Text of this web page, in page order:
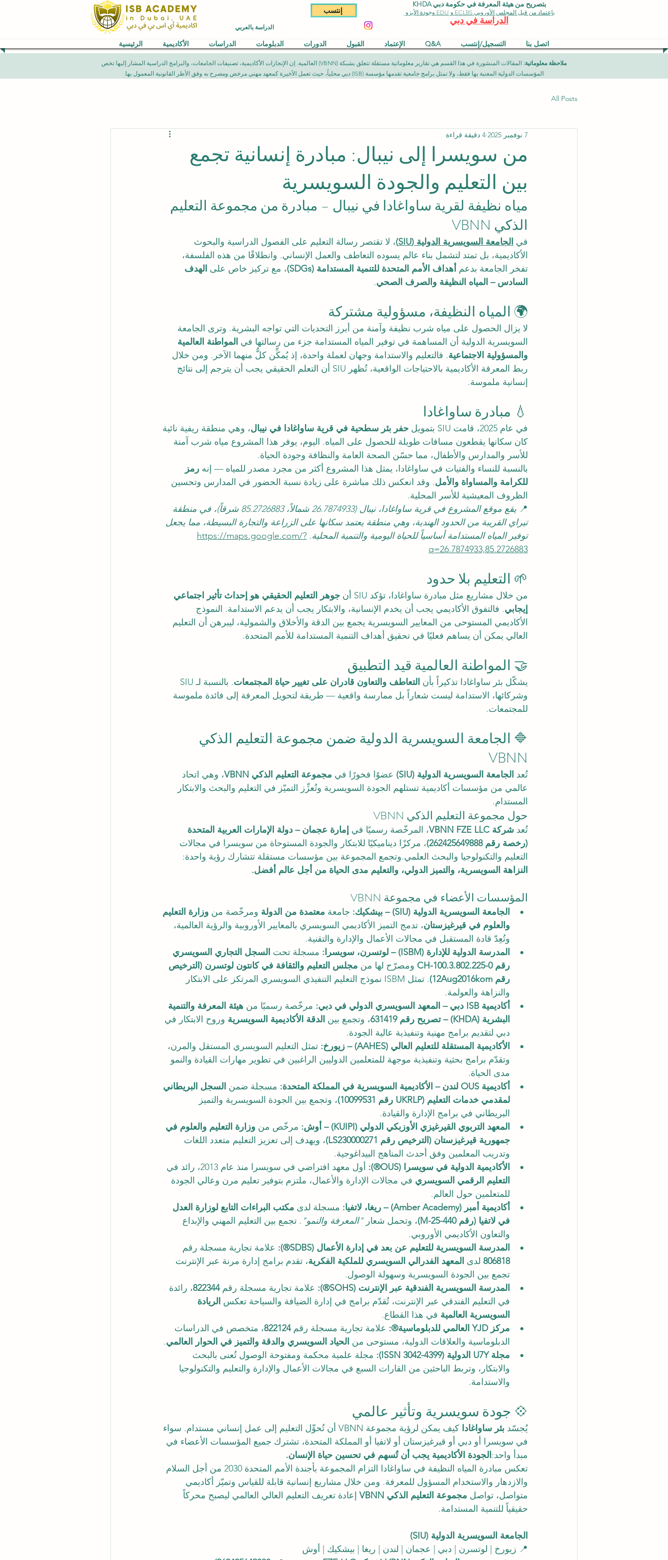
إنتسب
الدراسة بالعربي
بتصريح من هيئة المعرفة في حكومة دبي KHDA
بإعتماد من قبل المجلس الأوروبي ECLBS و EDU وجودة الأيزو
الدراسة في دبي
الرئيسية الأكاديمية الدراسات الدبلومات الدورات القبول الإعتماد Q&A التسجيل/إنتسب اتصل بنا
ملاحظة معلوماتية:
المقالات المنشورة في هذا القسم هي تقارير معلوماتية مستقلة تتعلق بشبكة (VBNN) العالمية. إن الإنجازات الأكاديمية، تصنيفات الجامعات، والبرامج الدراسية المشار إليها تخص
المؤسسات الدولية المعنية بها فقط، ولا تمثل برامج جامعية تقدمها مؤسسة (ISB) دبي محلياً، حيث تعمل الأخيرة كمعهد مهني مرخص ومصرح به وفق الأطر القانونية المعمول بها.
All Posts
من سويسرا إلى نيبال: مبادرة إنسانية تجمع
بين التعليم والجودة السويسرية
7 نوفمبر 2025 4 دقيقة قراءة
مياه نظيفة لقرية ساواغادا في نيبال – مبادرة من مجموعة التعليم
الذكي VBNN
في الجامعة السويسرية الدولية (SIU)
، لا تقتصر رسالة التعليم على الفصول الدراسية والبحوث
الأكاديمية، بل تمتد لتشمل بناء عالم يسوده التعاطف والعمل الإنساني. وانطلاقًا من هذه الفلسفة،
تفخر الجامعة بدعم أهداف الأمم المتحدة للتنمية المستدامة (SDGs) ، مع تركيز خاص على الهدف
السادس – المياه النظيفة والصرف الصحي.
🌍 المياه النظيفة، مسؤولية مشتركة
لا يزال الحصول على مياه شرب نظيفة وآمنة من أبرز التحديات التي تواجه البشرية. وترى الجامعة
السويسرية الدولية أن المساهمة في توفير المياه المستدامة جزء من رسالتها في المواطنة العالمية
والمسؤولية الاجتماعية. فالتعليم والاستدامة وجهان لعملة واحدة، إذ يُمكِّن كلٌّ منهما الآخر. ومن خلال
ربط المعرفة الأكاديمية بالاحتياجات الواقعية، تُظهر SIU أن التعلم الحقيقي يجب أن يترجم إلى نتائج
إنسانية ملموسة.
💧 مبادرة ساواغادا
في عام 2025، قامت SIU بتمويل حفر بئر سطحية في قرية ساواغادا في نيبال، وهي منطقة ريفية نائية
كان سكانها يقطعون مسافات طويلة للحصول على المياه. اليوم، يوفر هذا المشروع مياه شرب آمنة
للأسر والمدارس والأطفال، مما حسّن الصحة العامة والنظافة وجودة الحياة.
بالنسبة للنساء والفتيات في ساواغادا، يمثل هذا المشروع أكثر من مجرد مصدر للمياه — إنه رمز
للكرامة والمساواة والأمل. وقد انعكس ذلك مباشرة على زيادة نسبة الحضور في المدارس وتحسين
الظروف المعيشية للأسر المحلية.
📍
يقع موقع المشروع في قرية ساواغادا، نيبال (26.7874933 شمالاً، 85.2726883 شرقاً)، في منطقة
تيراي القريبة من الحدود الهندية، وهي منطقة يعتمد سكانها على الزراعة والتجارة البسيطة، مما يجعل
توفير المياه المستدامة أساسياً للحياة اليومية والتنمية المحلية. https://maps.google.com/?
q=26.7874933,85.2726883
🌱 التعليم بلا حدود
من خلال مشاريع مثل مبادرة ساواغادا، تؤكد SIU أن
جوهر التعليم الحقيقي هو إحداث تأثير اجتماعي
إيجابي. فالتفوق الأكاديمي يجب أن يخدم الإنسانية، والابتكار يجب أن يدعم الاستدامة. النموذج
الأكاديمي المستوحى من المعايير السويسرية يجمع بين الدقة والأخلاق والشمولية، ليبرهن أن التعليم
العالي يمكن أن يساهم فعليًا في تحقيق أهداف التنمية المستدامة للأمم المتحدة.
🤝 المواطنة العالمية قيد التطبيق
يشكّل بئر ساواغادا تذكيراً بأن التعاطف والتعاون قادران على تغيير حياة المجتمعات
وشركائها، الاستدامة ليست شعاراً بل ممارسة واقعية — طريقة لتحويل المعرفة إلى فائدة ملموسة
للمجتمعات.
🔷 الجامعة السويسرية الدولية ضمن مجموعة التعليم الذكي
VBNN
تُعد الجامعة السويسرية الدولية (SIU) عضوًا فخورًا في مجموعة التعليم الذكي VBNN
، وهي اتحاد
عالمي من مؤسسات أكاديمية تستلهم الجودة السويسرية وتُعزِّز التميّز في التعليم والبحث والابتكار
المستدام.
حول مجموعة التعليم الذكي VBNN
تُعد شركة VBNN FZE LLC ، المرخّصة رسميًا في إمارة عجمان – دولة الإمارات العربية المتحدة
(رخصة رقم 262425649888)
، مركزًا ديناميكيًا للابتكار والجودة المستوحاة من سويسرا في مجالات
التعليم والتكنولوجيا والبحث العلمي.وتجمع المجموعة بين مؤسسات مستقلة تتشارك رؤية واحدة:
النزاهة السويسرية، والتميز الدولي، والتعليم مدى الحياة من أجل عالم أفضل.
المؤسسات الأعضاء في مجموعة VBNN
الجامعة السويسرية الدولية (SIU) – بيشكيك: جامعة معتمدة من الدولة ومرخّصة من وزارة التعليم
والعلوم في قيرغيزستان، تدمج التميز الأكاديمي السويسري بالمعايير الأوروبية والرؤية العالمية،
وتُعِدّ قادة المستقبل في مجالات الأعمال والإدارة والتقنية.
المدرسة الدولية للإدارة (ISBM) – لوتسرن، سويسرا:
مسجلة تحت السجل التجاري السويسري
رقم CH-100.3.802.225-0
ومصرّح لها من مجلس التعليم والثقافة في كانتون لوتسرن (الترخيص
رقم 12Aug2016kom)
. تمثل ISBM نموذج التعليم التنفيذي السويسري المرتكز على الابتكار
والنزاهة والعولمة.
أكاديمية ISB دبي – المعهد السويسري الدولي في دبي:
مرخّصة رسميًا من هيئة المعرفة والتنمية
البشرية (KHDA) – تصريح رقم 631419
، وتجمع بين الدقة الأكاديمية السويسرية وروح الابتكار في
دبي لتقديم برامج مهنية وتنفيذية عالية الجودة.
الأكاديمية المستقلة للتعليم العالي (AAHES) – زيورخ:
تمثل التعليم السويسري المستقل والمرن،
وتقدّم برامج بحثية وتنفيذية موجهة للمتعلمين الدوليين الراغبين في تطوير مهارات القيادة والنمو
مدى الحياة.
أكاديمية OUS لندن – الأكاديمية السويسرية في المملكة المتحدة:
مسجلة ضمن السجل البريطاني
لمقدمي خدمات التعليم (UKRLP رقم 10099531)
، وتجمع بين الجودة السويسرية والتميز
البريطاني في برامج الإدارة والقيادة.
المعهد التربوي القيرغيزي الأوزبكي الدولي (KUIPI) – أوش:
مرخّص من وزارة التعليم والعلوم في
جمهورية قيرغيزستان (الترخيص رقم LS230000271)
، ويهدف إلى تعزيز التعليم متعدد اللغات
وتدريب المعلمين وفق أحدث المناهج البيداغوجية.
الأكاديمية الدولية في سويسرا (OUS®):
أول معهد افتراضي في سويسرا منذ عام 2013، رائد في
التعليم الرقمي السويسري في مجالات الإدارة والأعمال، ملتزم بتوفير تعليم مرن وعالي الجودة
للمتعلمين حول العالم.
أكاديمية أمبر (Amber Academy) – ريغا، لاتفيا:
مسجلة لدى مكتب البراءات التابع لوزارة العدل
في لاتفيا (رقم M-25-440)
، وتحمل شعار "المعرفة والنمو" . تجمع بين التعليم المهني والإبداع
والتعاون الأكاديمي الأوروبي.
المدرسة السويسرية للتعليم عن بعد في إدارة الأعمال (SDBS®):
علامة تجارية مسجلة رقم
806818 لدى المعهد الفدرالي السويسري للملكية الفكرية، تقدم برامج إدارة مرنة عبر الإنترنت
تجمع بين الجودة السويسرية وسهولة الوصول.
المدرسة السويسرية الفندقية عبر الإنترنت (SOHS®):
علامة تجارية مسجلة رقم 822344، رائدة
في التعليم الفندقي عبر الإنترنت، تُقدّم برامج في إدارة الضيافة والسياحة تعكس الريادة
السويسرية العالمية في هذا القطاع.
مركز YJD العالمي للدبلوماسية®:
علامة تجارية مسجلة رقم 822124، متخصص في الدراسات
الدبلوماسية والعلاقات الدولية، مستوحى من الحياد السويسري والدقة والتميز في الحوار العالمي.
مجلة U7Y الدولية (ISSN 3042-4399):
مجلة علمية محكمة ومفتوحة الوصول تُعنى بالبحث
والابتكار، وتربط الباحثين من القارات السبع في مجالات الأعمال والإدارة والتعليم والتكنولوجيا
والاستدامة.
💠 جودة سويسرية وتأثير عالمي
يُجسّد بئر ساواغادا
كيف يمكن لرؤية مجموعة VBNN أن تُحوِّل التعليم إلى عمل إنساني مستدام. سواء
في سويسرا أو دبي أو قيرغيزستان أو لاتفيا أو المملكة المتحدة، تشترك جميع المؤسسات الأعضاء في
مبدأ واحد: الجودة الأكاديمية يجب أن تُسهم في تحسين حياة الإنسان.
تعكس مبادرة المياه النظيفة في ساواغادا التزام المجموعة بأجندة الأمم المتحدة 2030 من أجل السلام
والازدهار والاستخدام المسؤول للمعرفة. ومن خلال مشاريع إنسانية قابلة للقياس وتميّز أكاديمي
متواصل، تواصل مجموعة التعليم الذكي VBNN
إعادة تعريف التعليم العالي العالمي ليصبح محركاً
حقيقياً للتنمية المستدامة.
الجامعة السويسرية الدولية (SIU)
📍 زيورخ | لوتسرن | دبي | عجمان | لندن | ريغا | بيشكيك | أوش